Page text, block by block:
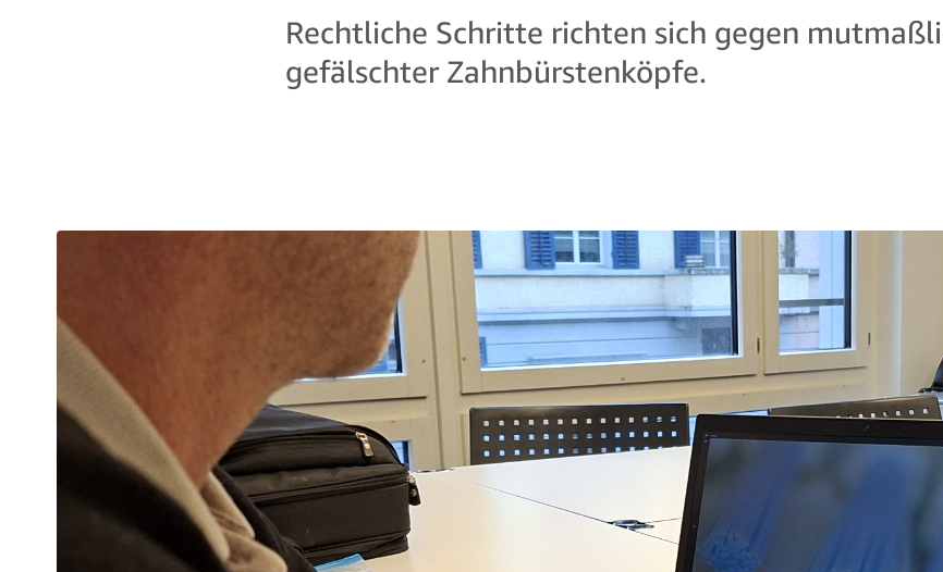
Rechtliche Schritte richten sich gegen
gefälschter Zahnbürstenköpfe.